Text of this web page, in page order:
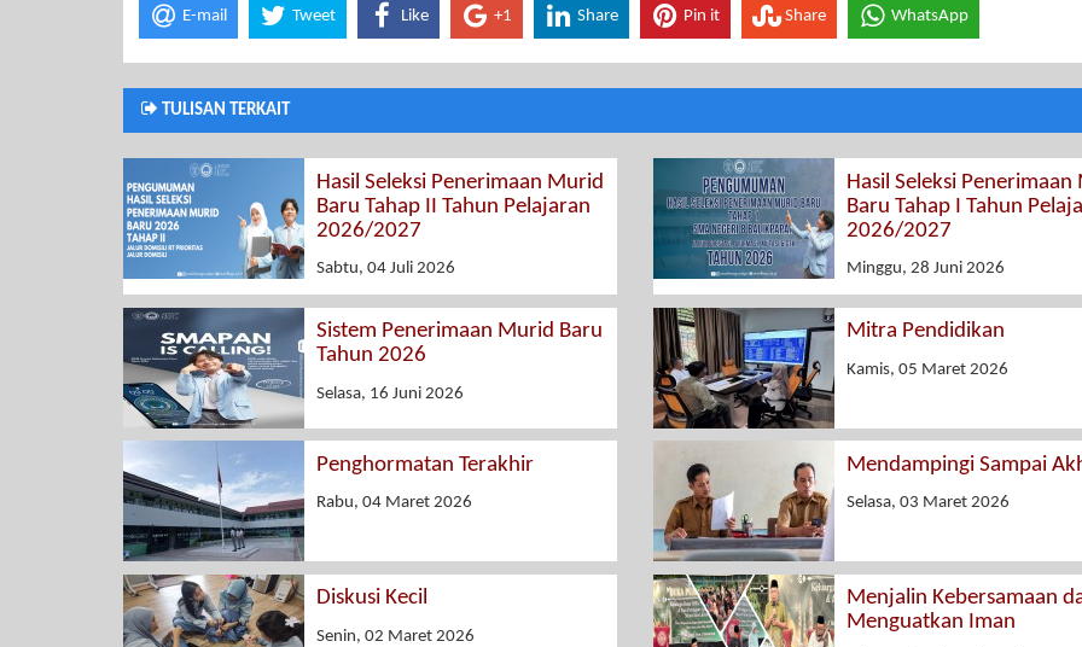
E-mail Tweet Like +1 Share Pin it Share WhatsApp
TULISAN TERKAIT
Hasil Seleksi Penerimaan Murid
Baru Tahap II Tahun Pelajaran
2026/2027
Sabtu, 04 Juli 2026
Hasil Seleksi Penerimaan
Baru Tahap I Tahun
2026/2027
Minggu, 28 Juni 2026
Sistem Penerimaan Murid Baru
Tahun 2026
Selasa, 16 Juni 2026
Mitra Pendidikan
Kamis, 05 Maret 2026
Penghormatan Terakhir
Rabu, 04 Maret 2026
Mendampingi Sampai
Selasa, 03 Maret 2026
Diskusi Kecil
Senin, 02 Maret 2026
Menjalin Kebersamaan
Menguatkan Iman